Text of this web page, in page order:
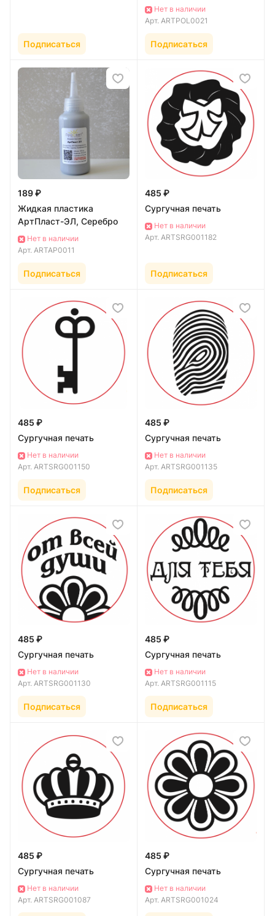
Подписаться
Нет в наличии
Арт. ARTPOL0021
Подписаться
189 ₽
Жидкая пластика
АртПласт-ЭЛ, Серебро
Нет в наличии
Арт. ARTAP0011
Подписаться
485 ₽
Сургучная печать
Нет в наличии
Арт. ARTSRG001182
Подписаться
485 ₽
Сургучная печать
Нет в наличии
Арт. ARTSRG001150
Подписаться
485 ₽
Сургучная печать
Нет в наличии
Арт. ARTSRG001135
Подписаться
485 ₽
Сургучная печать
Нет в наличии
Арт. ARTSRG001130
Подписаться
485 ₽
Сургучная печать
Нет в наличии
Арт. ARTSRG001115
Подписаться
485 ₽
Сургучная печать
Нет в наличии
Арт. ARTSRG001087
485 ₽
Сургучная печать
Нет в наличии
Арт. ARTSRG001024